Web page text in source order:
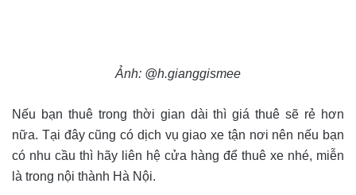
Ảnh: @h.gianggismee
Nếu bạn thuê trong thời gian dài thì giá thuê sẽ rẻ hơn
nữa. Tại đây cũng có dịch vụ giao xe tận nơi nên nếu bạn
có nhu cầu thì hãy liên hệ cửa hàng để thuê xe nhé, miễn
là trong nội thành Hà Nội.